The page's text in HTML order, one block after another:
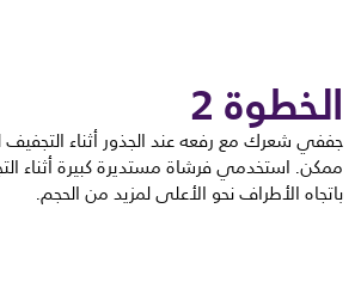
الخطوة 2
جففي شعرك مع رفعه عند الجذور أثناء
ممكن. استخدمي فرشاة مستديرة كبيرة أثناء
باتجاه الأطراف نحو الأعلى لمزيد من الحجم.